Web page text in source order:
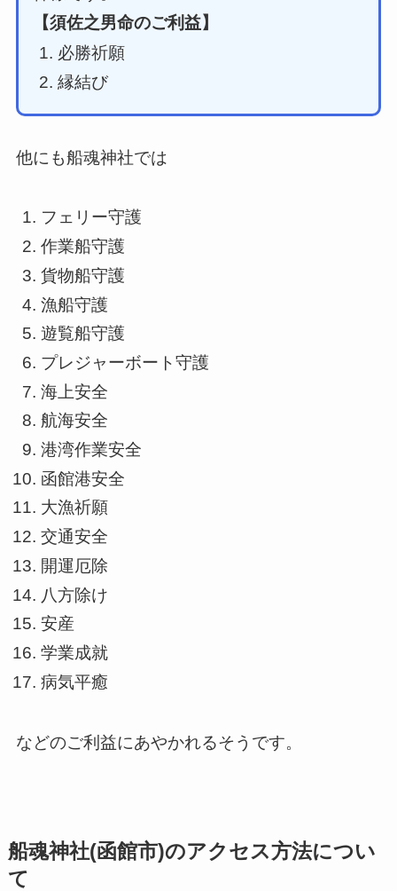
【須佐之男命のご利益】
必勝祈願
縁結び
他にも船魂神社では
フェリー守護
作業船守護
貨物船守護
漁船守護
遊覧船守護
プレジャーボート守護
海上安全
航海安全
港湾作業安全
函館港安全
大漁祈願
交通安全
開運厄除
八方除け
安産
学業成就
病気平癒
などのご利益にあやかれるそうです。
船魂神社(函館市)のアクセス方法につい
て